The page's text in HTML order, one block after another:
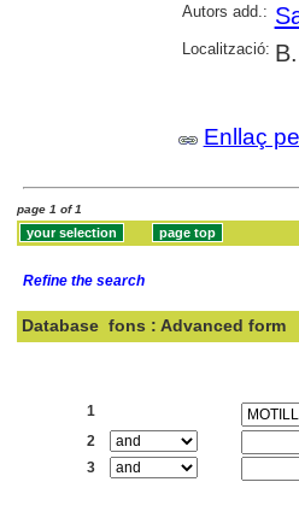
Autors add.:
Localització:
Enllaç
page 1 of 1
Refine the search
Database fons : Advanced form
1
2
3